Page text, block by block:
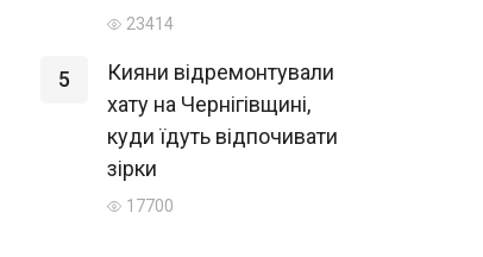
23414
5
Кияни відремонтували
хату на Чернігівщині,
куди їдуть відпочивати
зірки
17700